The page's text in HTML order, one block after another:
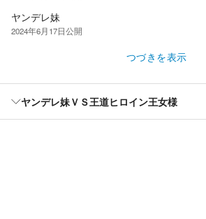
ヤンデレ妹
2024年6月17日公開
つづきを表示
ヤンデレ妹ＶＳ王道ヒロイン王女様